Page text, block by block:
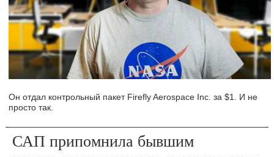
Он отдал контрольный пакет Firefly Aerospace Inc. за $1. И не
просто так.
САП припомнила бывшим